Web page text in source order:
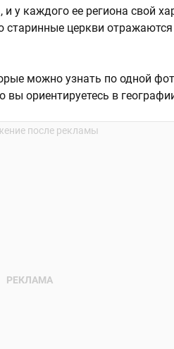
у каждого ее региона свой
церкви отражаются
можно узнать по одной
вы ориентируетесь в